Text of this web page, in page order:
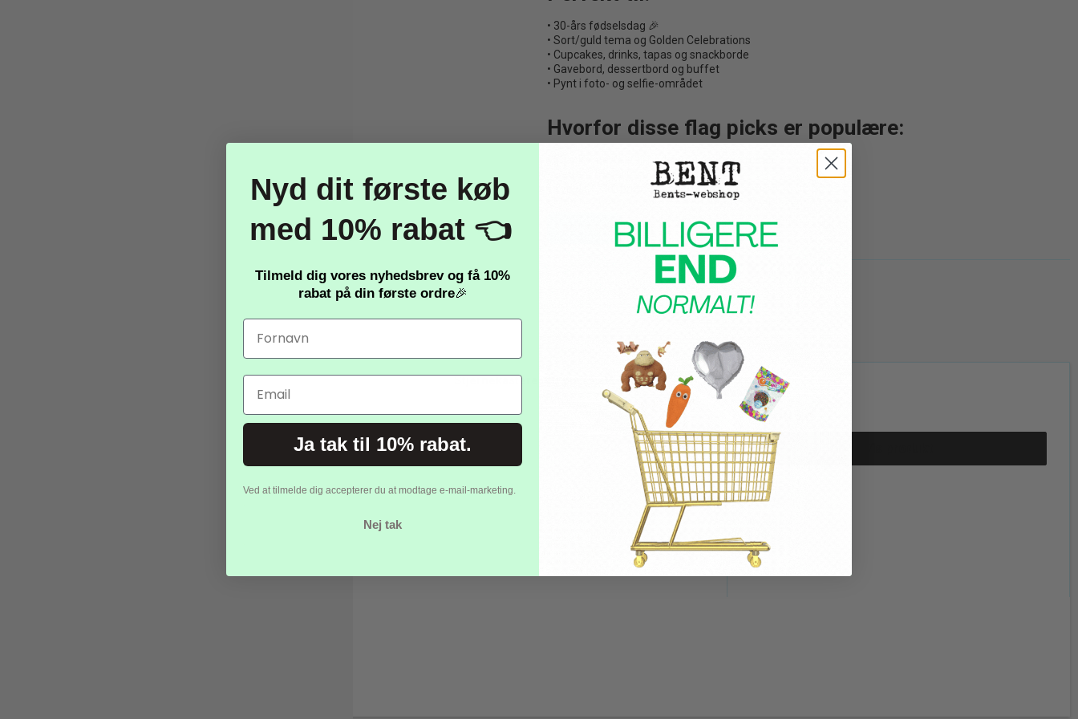
• 30-års fødselsdag 🎉
• Sort/guld tema og Golden Celebrations
• Cupcakes, drinks, tapas og snackborde
• Gavebord, dessertbord og buffet
• Pynt i foto- og selfie-området
Hvorfor disse flag picks er populære:
• 50 stk – perfekt til både små og store fester
• Elegant metallic sort/guld design
• Tydeligt ”30” print – gennemført look
• Matcher balloner, glimmerforhæng, vimpler og anden pynt
Specifikationer:
50 flagpinde
”30 år” – sort/guld
Certificering:Overholder EU-lovgivning
Relaterede produkter
Stjernekastere, 40 cm (5 stk.)
30,00 kr.
15,00 kr.
Nyd dit første køb
med 10% rabat 👈
Tilmeld dig vores nyhedsbrev og få 10%
rabatpå din første ordre🎉
Email
Ja tak til 10% rabat.
Ved at tilmelde dig accepterer du at modtage e-mail-marketing.
Nej tak